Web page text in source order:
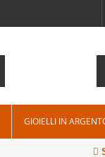
GIOIELLI IN